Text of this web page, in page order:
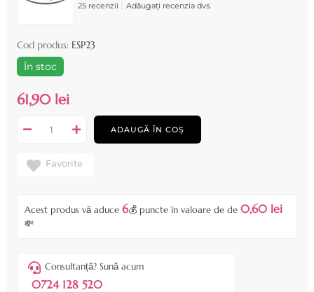
25 recenzii Adăugați recenzia dvs.
Cod produs: ESP23
În stoc
61,90 lei
ADAUGĂ ÎN COȘ
Favorite
Acest produs vă aduce 6💰 puncte în valoare de de 0,60 lei
💸
Consultanță? Sună acum
0724 128 520